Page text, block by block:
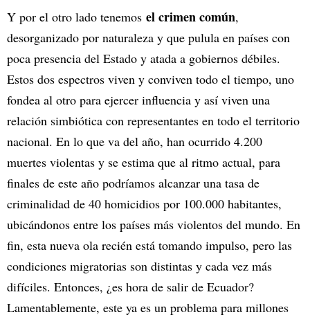
Y por el otro lado tenemos el crimen común,
desorganizado por naturaleza y que pulula en países con
poca presencia del Estado y atada a gobiernos débiles.
Estos dos espectros viven y conviven todo el tiempo, uno
fondea al otro para ejercer influencia y así viven una
relación simbiótica con representantes en todo el territorio
nacional. En lo que va del año, han ocurrido 4.200
muertes violentas y se estima que al ritmo actual, para
finales de este año podríamos alcanzar una tasa de
criminalidad de 40 homicidios por 100.000 habitantes,
ubicándonos entre los países más violentos del mundo. En
fin, esta nueva ola recién está tomando impulso, pero las
condiciones migratorias son distintas y cada vez más
difíciles. Entonces, ¿es hora de salir de Ecuador?
Lamentablemente, este ya es un problema para millones